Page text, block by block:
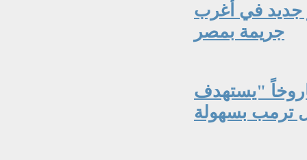
جديد في أغرب
جريمة بمصر
"يستهدف